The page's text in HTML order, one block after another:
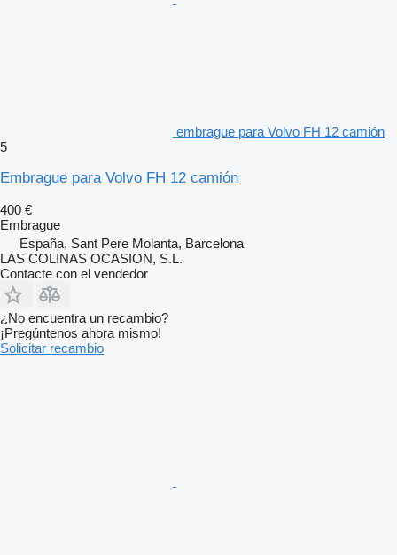
embrague para Volvo FH 12 camión
5
Embrague para Volvo FH 12 camión
400 €
Embrague
España, Sant Pere Molanta, Barcelona
LAS COLINAS OCASION, S.L.
Contacte con el vendedor
¿No encuentra un recambio?
¡Pregúntenos ahora mismo!
Solicitar recambio